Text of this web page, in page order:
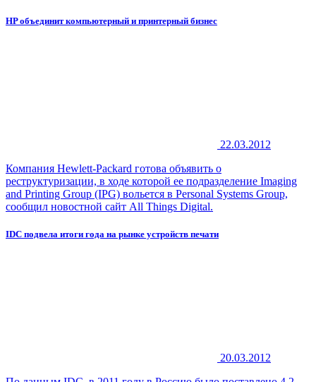
HP объединит компьютерный и принтерный бизнес
22.03.2012
Компания Hewlett-Packard готова объявить о
реструктуризации, в ходе которой ее подразделение Imaging
and Printing Group (IPG) вольется в Personal Systems Group,
сообщил новостной сайт All Things Digital.
IDC подвела итоги года на рынке устройств печати
20.03.2012